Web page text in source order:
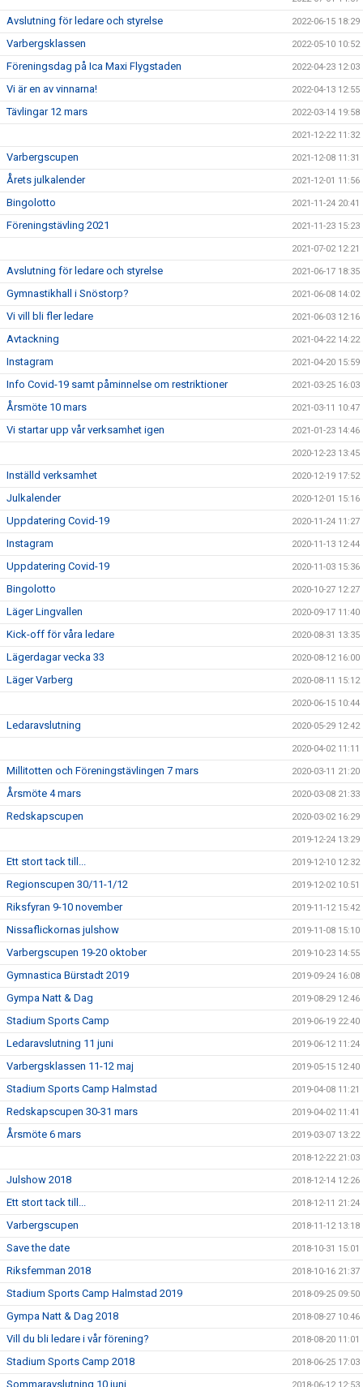
Avslutning för ledare och styrelse 2022-06-15 18:29
Varbergsklassen 2022-05-10 10:52
Föreningsdag på Ica Maxi Flygstaden 2022-04-23 12:03
Vi är en av vinnarna! 2022-04-13 12:55
Tävlingar 12 mars 2022-03-14 19:58
2021-12-22 11:32
Varbergscupen 2021-12-08 11:31
Årets julkalender 2021-12-01 11:56
Bingolotto 2021-11-24 20:41
Föreningstävling 2021 2021-11-23 15:23
2021-07-02 12:21
Avslutning för ledare och styrelse 2021-06-17 18:35
Gymnastikhall i Snöstorp? 2021-06-08 14:02
Vi vill bli fler ledare 2021-06-03 12:16
Avtackning 2021-04-22 14:22
Instagram 2021-04-20 15:59
Info Covid-19 samt påminnelse om restriktioner 2021-03-25 16:03
Årsmöte 10 mars 2021-03-11 10:47
Vi startar upp vår verksamhet igen 2021-01-23 14:46
2020-12-23 13:45
Inställd verksamhet 2020-12-19 17:52
Julkalender 2020-12-01 15:16
Uppdatering Covid-19 2020-11-24 11:27
Instagram 2020-11-13 12:44
Uppdatering Covid-19 2020-11-03 15:36
Bingolotto 2020-10-27 12:27
Läger Lingvallen 2020-09-17 11:40
Kick-off för våra ledare 2020-08-31 13:35
Lägerdagar vecka 33 2020-08-12 16:00
Läger Varberg 2020-08-11 15:12
2020-06-15 10:44
Ledaravslutning 2020-05-29 12:42
2020-04-02 11:11
Millitotten och Föreningstävlingen 7 mars 2020-03-11 21:20
Årsmöte 4 mars 2020-03-08 21:33
Redskapscupen 2020-03-02 16:29
2019-12-24 13:29
Ett stort tack till... 2019-12-10 12:32
Regionscupen 30/11-1/12 2019-12-02 10:51
Riksfyran 9-10 november 2019-11-12 15:42
Nissaflickornas julshow 2019-11-08 15:10
Varbergscupen 19-20 oktober 2019-10-23 14:55
Gymnastica Bürstadt 2019 2019-09-24 16:08
Gympa Natt & Dag 2019-08-29 12:46
Stadium Sports Camp 2019-06-19 22:40
Ledaravslutning 11 juni 2019-06-12 11:24
Varbergsklassen 11-12 maj 2019-05-15 12:40
Stadium Sports Camp Halmstad 2019-04-08 11:21
Redskapscupen 30-31 mars 2019-04-02 11:41
Årsmöte 6 mars 2019-03-07 13:22
2018-12-22 21:03
Julshow 2018 2018-12-14 12:26
Ett stort tack till... 2018-12-11 21:24
Varbergscupen 2018-11-12 13:18
Save the date 2018-10-31 15:01
Riksfemman 2018 2018-10-16 21:37
Stadium Sports Camp Halmstad 2019 2018-09-25 09:50
Gympa Natt & Dag 2018 2018-08-27 10:46
Vill du bli ledare i vår förening? 2018-08-20 11:01
Stadium Sports Camp 2018 2018-06-25 17:03
Sommaravslutning 10 juni 2018-06-12 12:53